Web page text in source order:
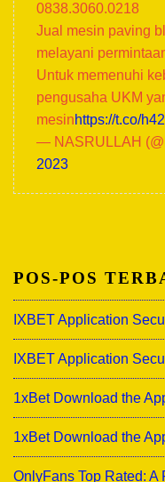
0838.3060.0218
Jual mesin paving
melayani
Untuk memenuhi
pengusaha UKM
mesinhttps://t.co/
— NASRULLAH
2023
POS-POS
IXBET Application
IXBET Application
1xBet Download the
1xBet Download the
OnlyFans Top Rated: